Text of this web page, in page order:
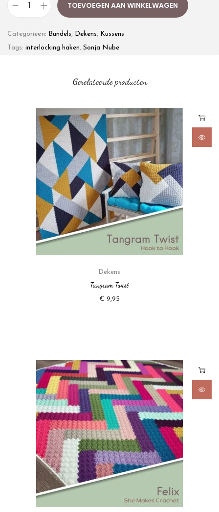
TOEVOEGEN AAN WINKELWAGEN
Categorieën: Bundels, Dekens, Kussens
Tags: interlocking haken, Sonja Nube
Gerelateerde producten
Dekens
Tangram Twist
€ 9,95